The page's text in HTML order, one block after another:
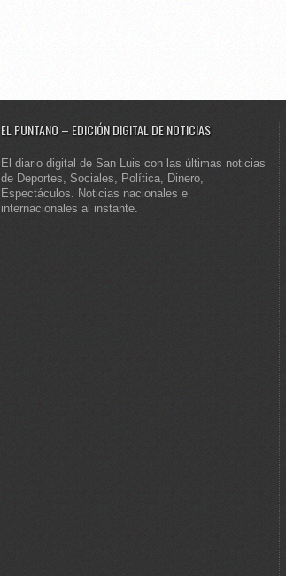
EL PUNTANO – EDICIÓN DIGITAL DE NOTICIAS
El diario digital de San Luis con las últimas noticias
de Deportes, Sociales, Política, Dinero,
Espectáculos. Noticias nacionales e
internacionales al instante.